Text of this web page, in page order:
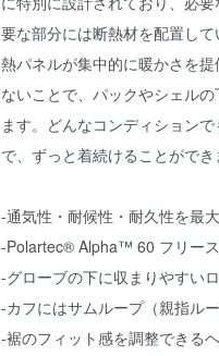
要な部分には断熱材を配置し
熱パネルが集中的に暖かさを
ないことで、パックやシェル
ます。どんなコンディション
で、ずっと着続けることができ
-通気性・耐候性・耐久性を最
-Polartec® Alpha™ 60 フリー
-グローブの下に収まりやすい
-カフにはサムループ（親指ル
-裾のフィット感を調整できる